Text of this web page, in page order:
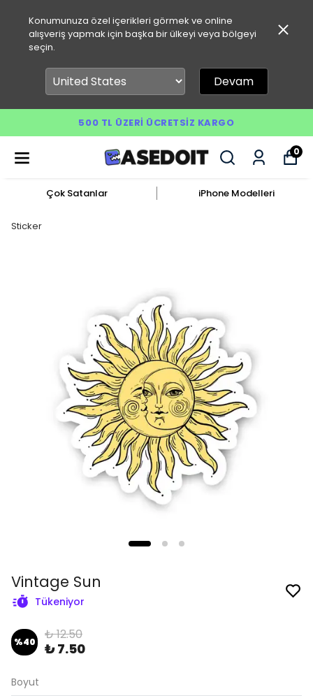
Konumunuza özel içerikleri görmek ve online
alışveriş yapmak için başka bir ülkeyi veya bölgeyi
seçin.
Devam
500 TL ÜZERI ÜCRETSIZ KARGO
0
Çok Satanlar iPhone Modelleri
Sticker
Vintage Sun
Tükeniyor
%40 ₺ 12.50
₺ 7.50
Boyut